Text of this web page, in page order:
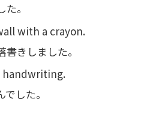
。
with a crayon.
きしました。
handwriting.
した。